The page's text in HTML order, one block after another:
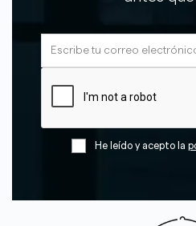
He leído y acepto la